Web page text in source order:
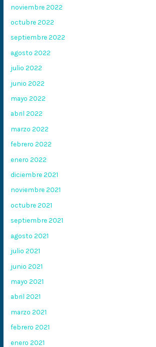
noviembre 2022
octubre 2022
septiembre 2022
agosto 2022
julio 2022
junio 2022
mayo 2022
abril 2022
marzo 2022
febrero 2022
enero 2022
diciembre 2021
noviembre 2021
octubre 2021
septiembre 2021
agosto 2021
julio 2021
junio 2021
mayo 2021
abril 2021
marzo 2021
febrero 2021
enero 2021